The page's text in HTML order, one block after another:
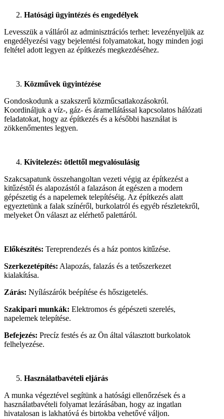
Hatósági ügyintézés és engedélyek
Levesszük a válláról az adminisztrációs terhet: levezényeljük az
engedélyezési vagy bejelentési folyamatokat, hogy minden jogi
feltétel adott legyen az építkezés megkezdéséhez.
Közművek ügyintézése
Gondoskodunk a szakszerű közműcsatlakozásokról.
Koordináljuk a víz-, gáz- és áramellátással kapcsolatos hálózati
feladatokat, hogy az építkezés és a későbbi használat is
zökkenőmentes legyen.
Kivitelezés: ötlettől megvalósulásig
Szakcsapatunk összehangoltan vezeti végig az építkezést a
kitűzéstől és alapozástól a falazáson át egészen a modern
gépészetig és a napelemek telepítéséig. Az építkezés alatt
egyeztetünk a falak színéről, burkolatról és egyéb részletekről,
melyeket Ön választ az elérhető palettáról.
Előkészítés: Tereprendezés és a ház pontos kitűzése.
Szerkezetépítés: Alapozás, falazás és a tetőszerkezet
kialakítása.
Zárás: Nyílászárók beépítése és hőszigetelés.
Szakipari munkák: Elektromos és gépészeti szerelés,
napelemek telepítése.
Befejezés: Precíz festés és az Ön által választott burkolatok
felhelyezése.
Használatbavételi eljárás
A munka végeztével segítünk a hatósági ellenőrzések és a
használatbavételi folyamat lezárásában, hogy az ingatlan
hivatalosan is lakhatóvá és birtokba vehetővé váljon.